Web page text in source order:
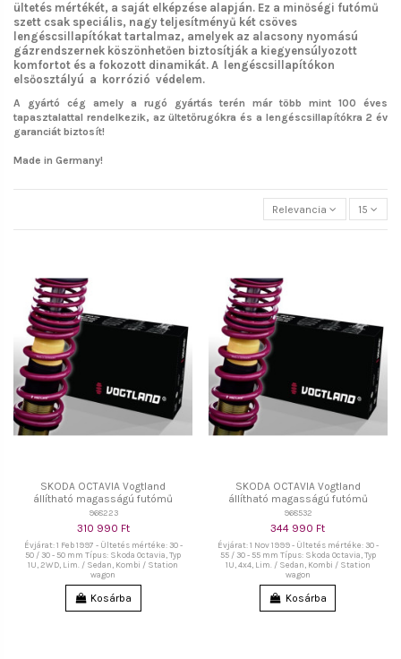
ültetés mértékét, a saját elképzése alapján. Ez a minőségi futómű
szett csak speciális, nagy teljesítményű két csöves
lengéscsillapítókat tartalmaz, amelyek az alacsony nyomású
gázrendszernek köszönhetően biztosítják a kiegyensúlyozott
komfortot és a fokozott dinamikát. A lengéscsillapítókon
elsőosztályú a korrózió védelem.
A gyártó cég amely a rugó gyártás terén már több mint 100 éves
tapasztalattal rendelkezik, az ültetőrugókra és a lengéscsillapítókra 2 év
garanciát biztosít!
Made in Germany!
Relevancia 15
SKODA OCTAVIA Vogtland
állítható magasságú futómű
968223
310 990 Ft
Évjárat: 1 Feb 1997 - Ültetés mértéke: 30 -
50 / 30 - 50 mm Típus: Skoda Octavia, Typ
1U, 2WD, Lim. / Sedan, Kombi / Station
wagon
Kosárba
SKODA OCTAVIA Vogtland
állítható magasságú futómű
968532
344 990 Ft
Évjárat: 1 Nov 1999 - Ültetés mértéke: 30 -
55 / 30 - 55 mm Típus: Skoda Octavia, Typ
1U, 4x4, Lim. / Sedan, Kombi / Station
wagon
Kosárba